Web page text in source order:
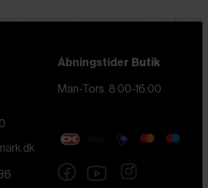
Åbningstider Butik
Man-Tors. 8:00-16:00